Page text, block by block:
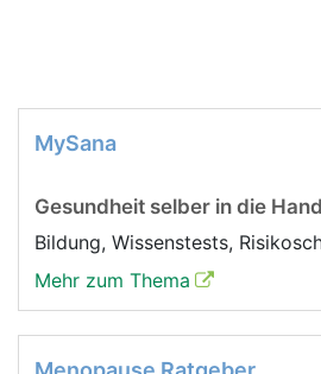
MySana
Gesundheit selber in die
Bildung, Wissenstests,
Mehr zum Thema